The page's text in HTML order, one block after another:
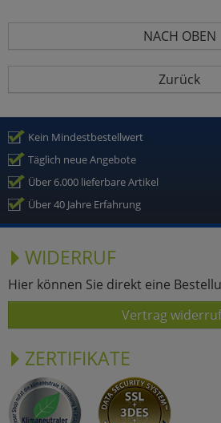
NACH OBEN
Zurück
Kein Mindestbestellwert
Täglich neue Angebote
Über 6.000 lieferbare Artikel
Über 40 Jahre Erfahrung
WIDERRUF
Hier können Sie direkt eine
Vertrag
ZERTIFIKATE